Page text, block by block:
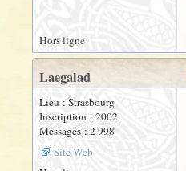
Hors ligne
Laegalad
Lieu : Strasbourg
Inscription : 2002
Messages : 2 998
Site Web